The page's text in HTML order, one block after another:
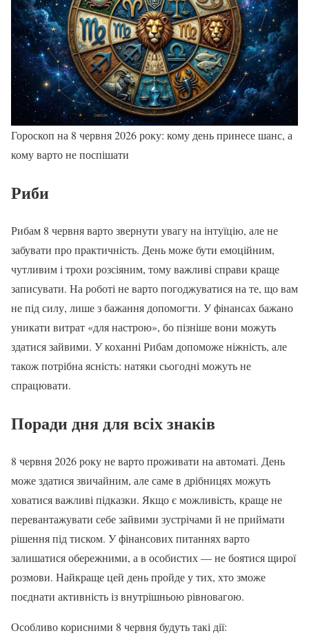
Гороскоп на 8 червня 2026 року: кому день принесе шанс, а
кому варто не поспішати
Риби
Рибам 8 червня варто звернути увагу на інтуїцію, але не
забувати про практичність. День може бути емоційним,
чутливим і трохи розсіяним, тому важливі справи краще
записувати. На роботі не варто погоджуватися на те, що вам
не під силу, лише з бажання допомогти. У фінансах бажано
уникати витрат «для настрою», бо пізніше вони можуть
здатися зайвими. У коханні Рибам допоможе ніжність, але
також потрібна ясність: натяки сьогодні можуть не
спрацювати.
Поради дня для всіх знаків
8 червня 2026 року не варто проживати на автоматі. День
може здатися звичайним, але саме в дрібницях можуть
ховатися важливі підказки. Якщо є можливість, краще не
перевантажувати себе зайвими зустрічами й не приймати
рішення під тиском. У фінансових питаннях варто
залишатися обережними, а в особистих — не боятися щирої
розмови. Найкраще цей день пройде у тих, хто зможе
поєднати активність із внутрішньою рівновагою.
Особливо корисними 8 червня будуть такі дії: